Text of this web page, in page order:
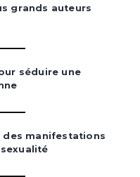
grands auteurs
séduire une
des manifestations